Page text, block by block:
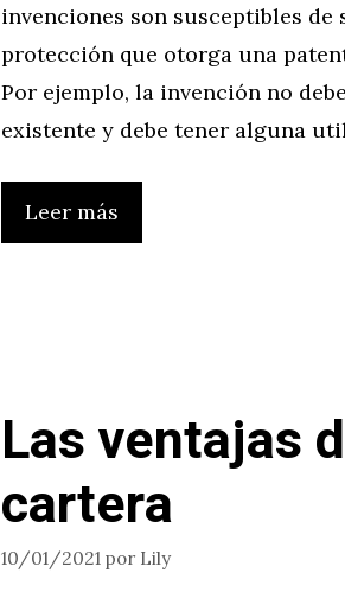
invenciones son susceptibles de
protección que otorga una
Por ejemplo, la invención no
existente y debe tener alguna
Leer más
Las ventajas
cartera
10/01/2021 por Lily